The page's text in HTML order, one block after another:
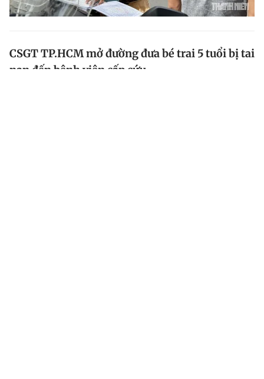
CSGT TP.HCM mở đường đưa bé trai 5 tuổi bị tai
nạn đến bệnh viện cấp cứu